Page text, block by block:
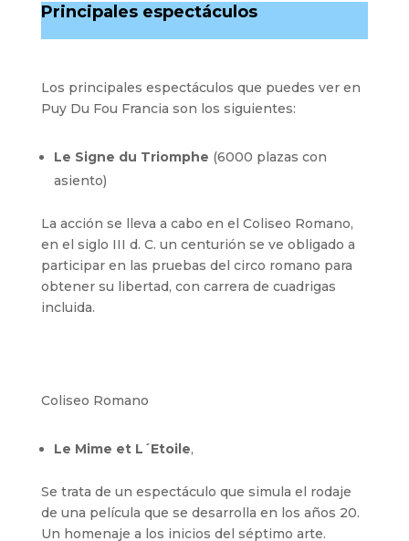
Principales espectáculos
Los principales espectáculos que puedes ver en
Puy Du Fou Francia son los siguientes:
Le Signe du Triomphe (6000 plazas con
asiento)
La acción se lleva a cabo en el Coliseo Romano,
en el siglo III d. C. un centurión se ve obligado a
participar en las pruebas del circo romano para
obtener su libertad, con carrera de cuadrigas
incluida.
Coliseo Romano
Le Mime et L´Etoile,
Se trata de un espectáculo que simula el rodaje
de una película que se desarrolla en los años 20.
Un homenaje a los inicios del séptimo arte.